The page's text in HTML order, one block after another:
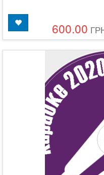
600.00